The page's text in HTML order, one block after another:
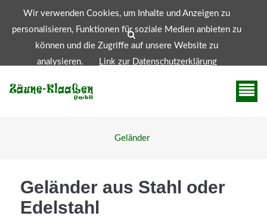
info@zaeuneklaassen.de +49 (0)2156 - 91 09 744
Geländer
Geländer aus Stahl oder
EdelstahlWeb Projects
Wir verwenden Cookies, um Inhalte und Anzeigen zu
personalisieren, Funktionen für soziale Medien anbieten zu
können und die Zugriffe auf unsere Website zu
analysieren.
Link zur Datenschutzerklärung